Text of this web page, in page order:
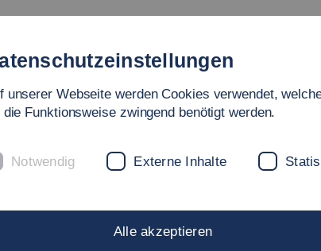
unserer Webseite werden Cookies verwendet,
die Funktionsweise zwingend benötigt werden.
Notwendig Externe Inhalte
Alle akzeptieren